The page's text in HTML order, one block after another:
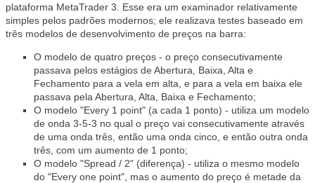
plataforma MetaTrader 3. Esse era um examinador relativamente
simples pelos padrões modernos; ele realizava testes baseado em
três modelos de desenvolvimento de preços na barra:
O modelo de quatro preços - o preço consecutivamente
passava pelos estágios de Abertura, Baixa, Alta e
Fechamento para a vela em alta, e para a vela em baixa ele
passava pela Abertura, Alta, Baixa e Fechamento;
O modelo "Every 1 point" (a cada 1 ponto) - utiliza um modelo
de onda 3-5-3 no qual o preço vai consecutivamente através
de uma onda três, então uma onda cinco, e então outra onda
três, com um aumento de 1 ponto;
O modelo "Spread / 2" (diferença) - utiliza o mesmo modelo
do "Every one point", mas o aumento do preço é metade da